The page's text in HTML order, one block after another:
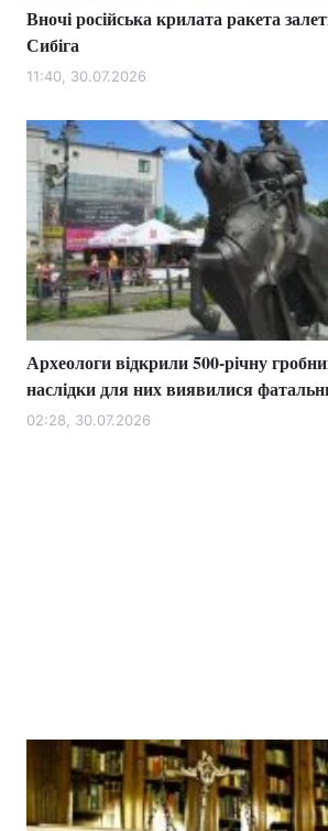
Вночі російська крилата ракета
Сибіга
11:40, 30.07.2026
Археологи відкрили 500-річну
наслідки для них виявилися
02:28, 30.07.2026